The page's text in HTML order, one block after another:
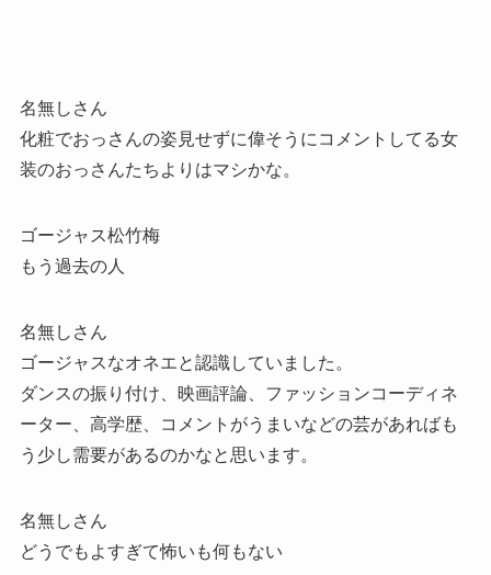
名無しさん
化粧でおっさんの姿見せずに偉そうにコメントしてる女
装のおっさんたちよりはマシかな。
ゴージャス松竹梅
もう過去の人
名無しさん
ゴージャスなオネエと認識していました。
ダンスの振り付け、映画評論、ファッションコーディネ
ーター、高学歴、コメントがうまいなどの芸があればも
う少し需要があるのかなと思います。
名無しさん
どうでもよすぎて怖いも何もない